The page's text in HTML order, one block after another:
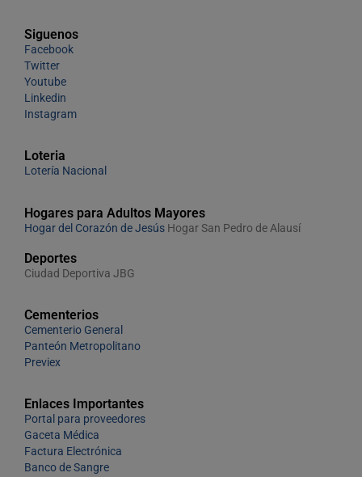
Siguenos
Facebook
Twitter
Youtube
Linkedin
Instagram
Loteria
Lotería Nacional
Hogares para Adultos Mayores
Hogar del Corazón de Jesús Hogar San Pedro de Alausí
Deportes
Ciudad Deportiva JBG
Cementerios
Cementerio General
Panteón Metropolitano
Previex
Enlaces Importantes
Portal para proveedores
Gaceta Médica
Factura Electrónica
Banco de Sangre